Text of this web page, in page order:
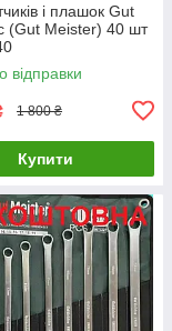
і плашок Gut
(Gut Meister) 40 шт
відправки
1 800 ₴
Купити